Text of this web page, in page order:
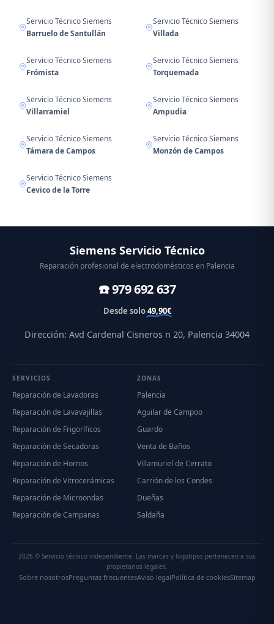
Servicio Técnico Siemens
Barruelo de Santullán
Servicio Técnico Siemens
Villada
Servicio Técnico Siemens
Frómista
Servicio Técnico Siemens
Torquemada
Servicio Técnico Siemens
Villarramiel
Servicio Técnico Siemens
Ampudia
Servicio Técnico Siemens
Támara de Campos
Servicio Técnico Siemens
Monzón de Campos
Servicio Técnico Siemens
Cevico de la Torre
Siemens Servicio Técnico
Reparación profesional de electrodomésticos en Palencia
☎️ 979 692 637
Desde solo49,90€
Dirección: Avd Cardenal Cisneros n 20, Palencia 34004
SERVICIOS
Reparación de Lavadoras
Reparación de Lavavajillas
Reparación de Frigoríficos
Reparación de Secadoras
Reparación de Hornos
Reparación de Vitrocerámicas
Reparación de Microondas
Reparación de Campanas
ZONAS
Palencia
Aguilar de Campoo
Guardo
Venta de Baños
Villamuriel de Cerrato
Carrión de los Condes
Dueñas
Saldaña
2026 © Servicio técnico independiente. Las marcas y logotipos pertenecen a sus
propietarios legales.
Sobre nosotrosPreguntas frecuentesAviso legalPolítica de cookiesSitemap